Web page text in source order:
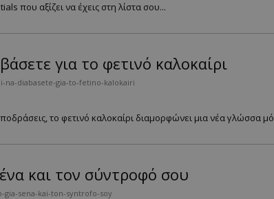
που αξίζει να έχεις στη λίστα σου...
για το φετινό καλοκαίρι
diabasete-gia-to-fetino-kalokairi
το φετινό καλοκαίρι διαμορφώνει μια νέα γλώσσα
και τον σύντροφό σου
sena-kai-ton-syntrofo-soy